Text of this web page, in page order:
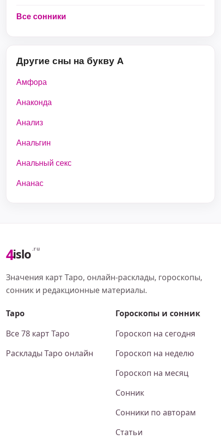
Все сонники
Другие сны на букву А
Амфора
Анаконда
Анализ
Анальгин
Анальный секс
Ананас
4islo .ru
Значения карт Таро, онлайн-расклады, гороскопы,
сонник и редакционные материалы.
Таро
Все 78 карт Таро
Расклады Таро онлайн
Гороскопы и сонник
Гороскоп на сегодня
Гороскоп на неделю
Гороскоп на месяц
Сонник
Сонники по авторам
Статьи